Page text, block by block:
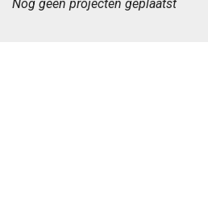
Nog geen projecten geplaatst